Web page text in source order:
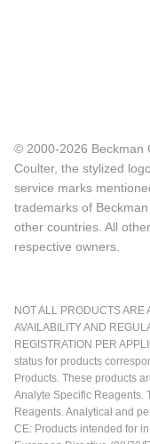
© 2000-2026 Beckman
Coulter, the stylized
service marks
trademarks of
other countries. All
respective owners.
NOT ALL PRODUCTS
AVAILABILITY AND
REGISTRATION PER
status for products
Products. These products
Analyte Specific Reagents.
Reagents. Analytical and
CE: Products intended for